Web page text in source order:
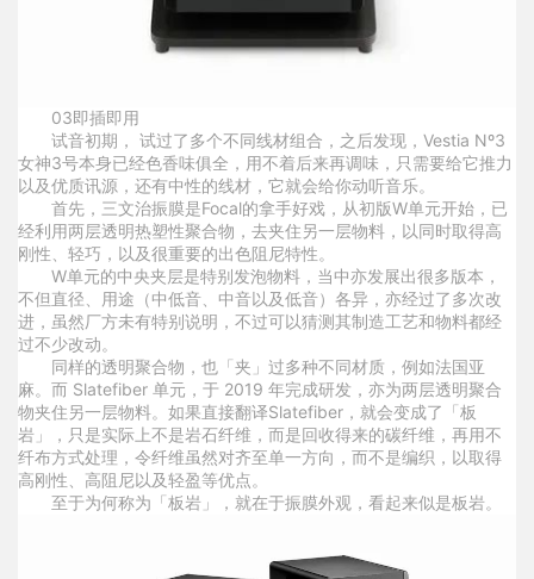
03即插即用
试音初期， 试过了多个不同线材组合，之后发现，Vestia Nº3
女神3号本身已经色香味俱全，用不着后来再调味，只需要给它推力
以及优质讯源，还有中性的线材，它就会给你动听音乐。
首先，三文治振膜是Focal的拿手好戏，从初版W单元开始，已
经利用两层透明热塑性聚合物，去夹住另一层物料，以同时取得高
刚性、轻巧，以及很重要的出色阻尼特性。
W单元的中央夹层是特别发泡物料，当中亦发展出很多版本，
不但直径、用途（中低音、中音以及低音）各异，亦经过了多次改
进，虽然厂方未有特别说明，不过可以猜测其制造工艺和物料都经
过不少改动。
同样的透明聚合物，也「夹」过多种不同材质，例如法国亚
麻。而 Slatefiber 单元，于 2019 年完成研发，亦为两层透明聚合
物夹住另一层物料。如果直接翻译Slatefiber，就会变成了「板
岩」，只是实际上不是岩石纤维，而是回收得来的碳纤维，再用不
纤布方式处理，令纤维虽然对齐至单一方向，而不是编织，以取得
高刚性、高阻尼以及轻盈等优点。
至于为何称为「板岩」，就在于振膜外观，看起来似是板岩。